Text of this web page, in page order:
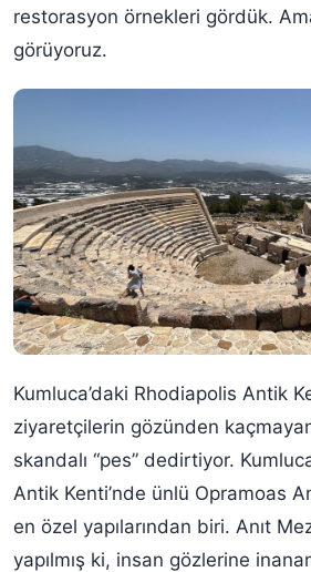
restorasyon örnekleri gördük.
görüyoruz.
Kumluca’daki Rhodiapolis Antik
ziyaretçilerin gözünden
skandalı “pes” dedirtiyor.
Antik Kenti’nde ünlü Opramoas
en özel yapılarından biri. Anıt
yapılmış ki, insan gözlerine